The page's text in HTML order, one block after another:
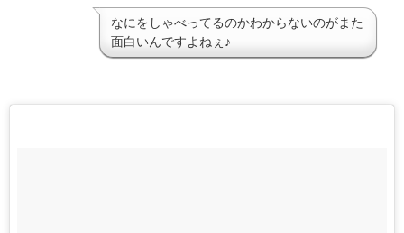
なにをしゃべってるのかわからないのがまた
面白いんですよねぇ♪